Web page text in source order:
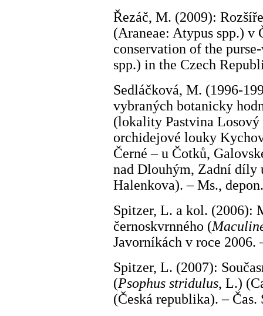
Řezáč, M. (2009):
(Araneae: Atypus spp.) v
conservation of the
spp.) in the Czech
Sedláčková, M. (1996-
vybraných botanicky
(lokality Pastvina
orchidejové louky
Černé – u Čotků,
nad Dlouhým, Zadní díly
Halenkova). – Ms.,
Spitzer, L. a kol. (2006):
černoskvrnného (
Javorníkách v roce 2006.
Spitzer, L. (2007):
(Psophus stridulus, L.)
(Česká republika). –